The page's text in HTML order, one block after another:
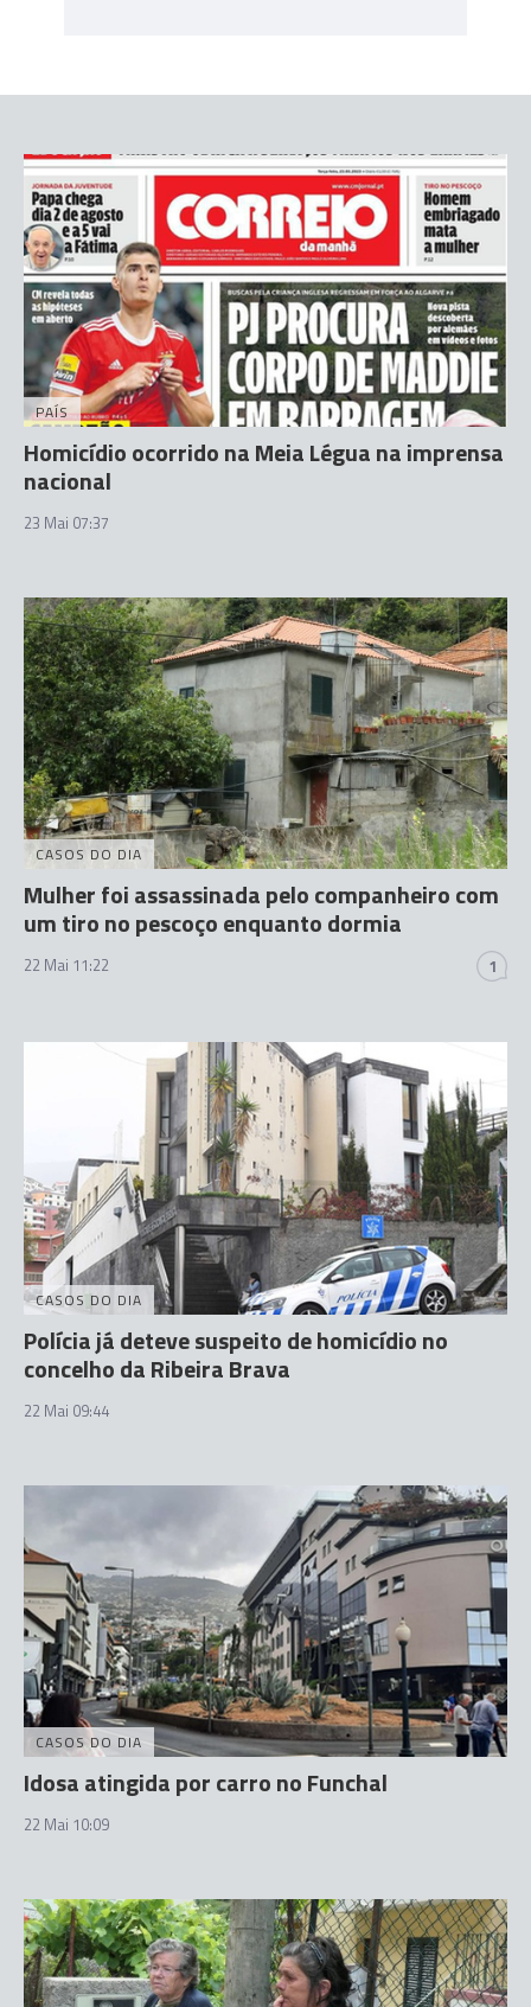
PAÍS
Homicídio ocorrido na Meia Légua na imprensa
nacional
23 Mai 07:37
CASOS DO DIA
Mulher foi assassinada pelo companheiro com
um tiro no pescoço enquanto dormia
22 Mai 11:22 1
CASOS DO DIA
Polícia já deteve suspeito de homicídio no
concelho da Ribeira Brava
22 Mai 09:44
CASOS DO DIA
Idosa atingida por carro no Funchal
22 Mai 10:09